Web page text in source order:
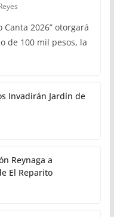
Canta 2026” otorgará
de 100 mil pesos, la
Invadirán Jardín de
Reynaga a
El Reparito